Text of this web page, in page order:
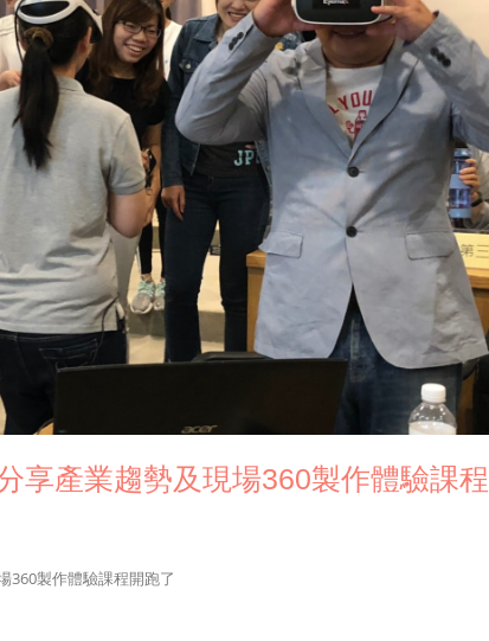
享產業趨勢及現場360製作體驗課
360製作體驗課程開跑了